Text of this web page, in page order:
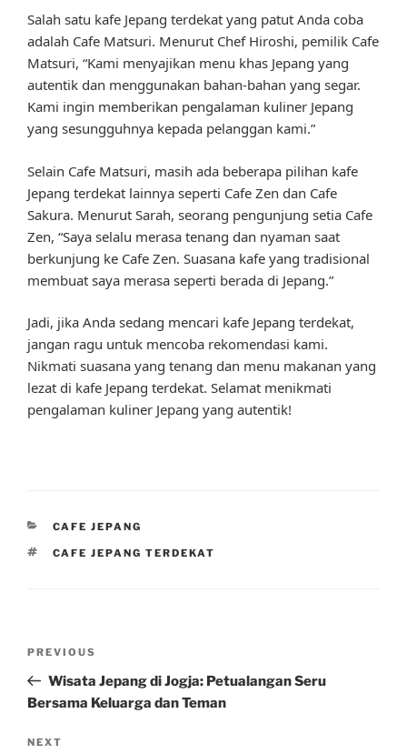
Salah satu kafe Jepang terdekat yang patut Anda coba
adalah Cafe Matsuri. Menurut Chef Hiroshi, pemilik Cafe
Matsuri, “Kami menyajikan menu khas Jepang yang
autentik dan menggunakan bahan-bahan yang segar.
Kami ingin memberikan pengalaman kuliner Jepang
yang sesungguhnya kepada pelanggan kami.”
Selain Cafe Matsuri, masih ada beberapa pilihan kafe
Jepang terdekat lainnya seperti Cafe Zen dan Cafe
Sakura. Menurut Sarah, seorang pengunjung setia Cafe
Zen, “Saya selalu merasa tenang dan nyaman saat
berkunjung ke Cafe Zen. Suasana kafe yang tradisional
membuat saya merasa seperti berada di Jepang.”
Jadi, jika Anda sedang mencari kafe Jepang terdekat,
jangan ragu untuk mencoba rekomendasi kami.
Nikmati suasana yang tenang dan menu makanan yang
lezat di kafe Jepang terdekat. Selamat menikmati
pengalaman kuliner Jepang yang autentik!
CATEGORIES
CAFE JEPANG
TAGS
CAFE JEPANG TERDEKAT
Previous
Post
PREVIOUS
Wisata Jepang di Jogja: Petualangan Seru
Bersama Keluarga dan Teman
Next
NEXT